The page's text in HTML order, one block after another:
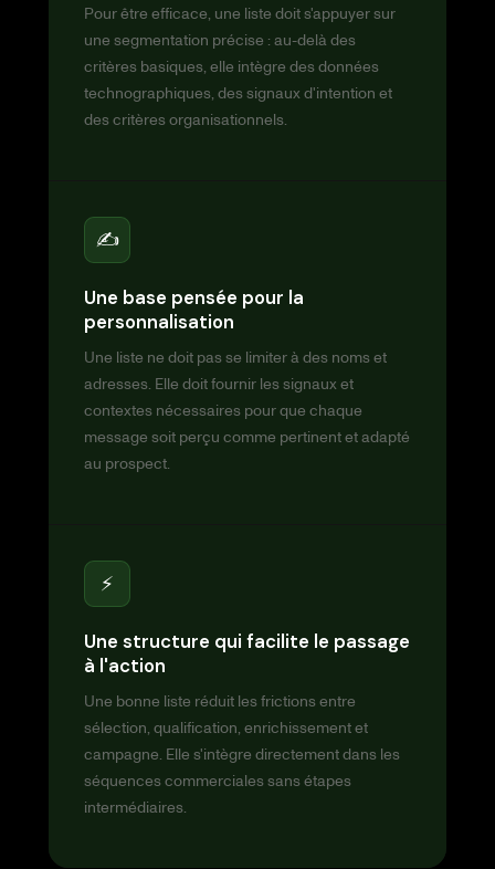
Pour être efficace, une liste doit s'appuyer sur
une segmentation précise : au-delà des
critères basiques, elle intègre des données
technographiques, des signaux d'intention et
des critères organisationnels.
✍️
Une base pensée pour la
personnalisation
Une liste ne doit pas se limiter à des noms et
adresses. Elle doit fournir les signaux et
contextes nécessaires pour que chaque
message soit perçu comme pertinent et adapté
au prospect.
⚡
Une structure qui facilite le passage
à l'action
Une bonne liste réduit les frictions entre
sélection, qualification, enrichissement et
campagne. Elle s'intègre directement dans les
séquences commerciales sans étapes
intermédiaires.